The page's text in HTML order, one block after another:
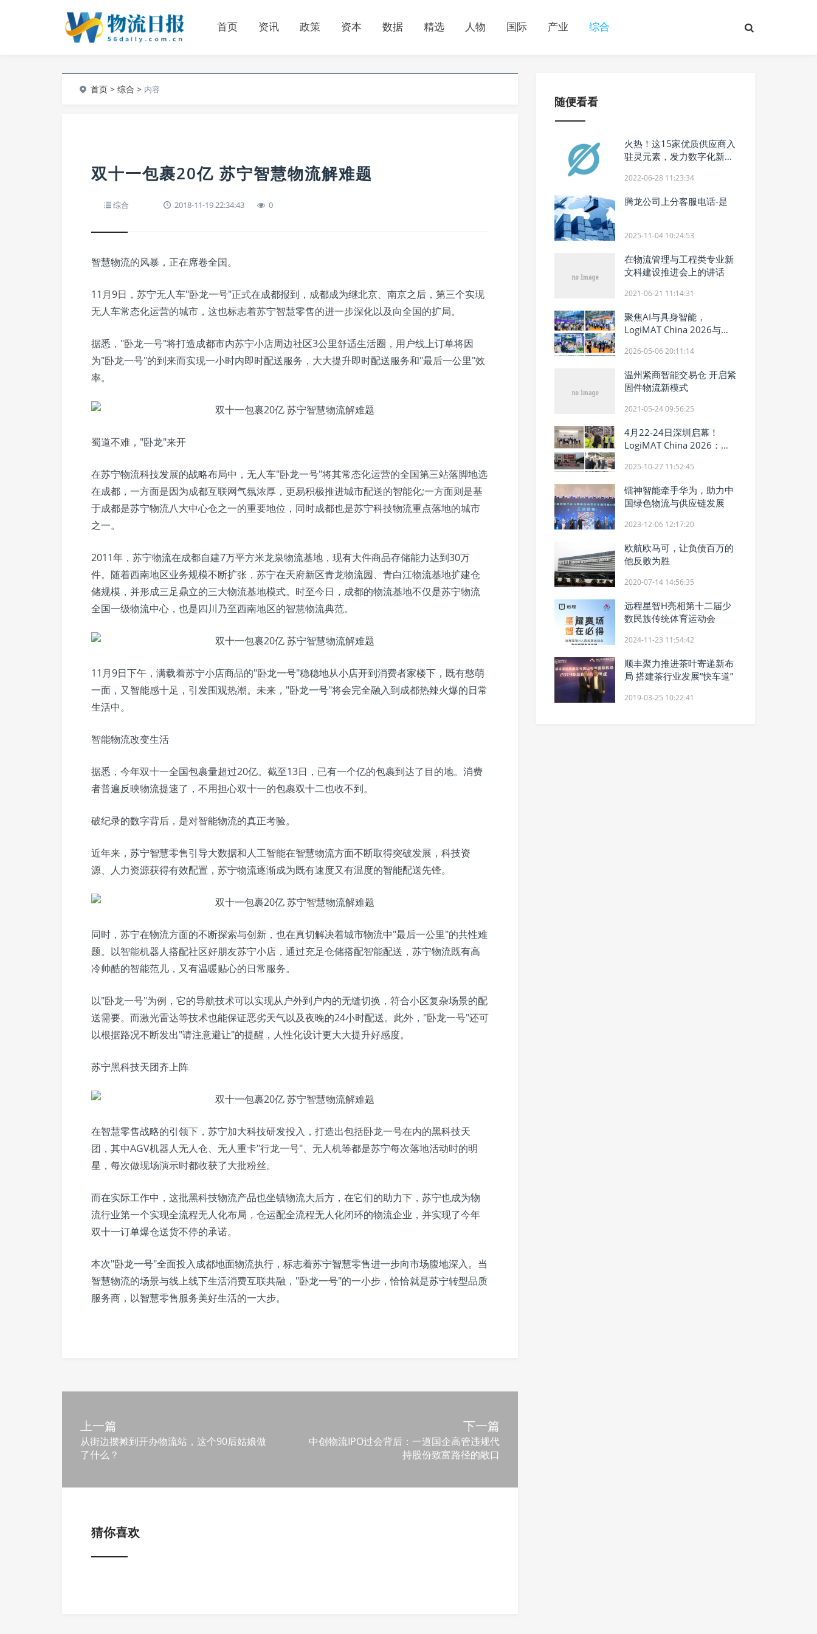
首页 资讯 政策 资本 数据 精选 人物 国际 产业 综合
首页 >综合 > 内容
双十一包裹20亿 苏宁智慧物流解难题
综合 2018-11-19 22:34:43 0
智慧物流的风暴，正在席卷全国。
11月9日，苏宁无人车"卧龙一号"正式在成都报到，成都成为继北京、南京之后，第三个实现
无人车常态化运营的城市，这也标志着苏宁智慧零售的进一步深化以及向全国的扩局。
据悉，"卧龙一号"将打造成都市内苏宁小店周边社区3公里舒适生活圈，用户线上订单将因
为"卧龙一号"的到来而实现一小时内即时配送服务，大大提升即时配送服务和"最后一公里"效
率。
蜀道不难，"卧龙"来开
在苏宁物流科技发展的战略布局中，无人车"卧龙一号"将其常态化运营的全国第三站落脚地选
在成都，一方面是因为成都互联网气氛浓厚，更易积极推进城市配送的智能化;一方面则是基
于成都是苏宁物流八大中心仓之一的重要地位，同时成都也是苏宁科技物流重点落地的城市
之一。
2011年，苏宁物流在成都自建7万平方米龙泉物流基地，现有大件商品存储能力达到30万
件。随着西南地区业务规模不断扩张，苏宁在天府新区青龙物流园、青白江物流基地扩建仓
储规模，并形成三足鼎立的三大物流基地模式。时至今日，成都的物流基地不仅是苏宁物流
全国一级物流中心，也是四川乃至西南地区的智慧物流典范。
11月9日下午，满载着苏宁小店商品的"卧龙一号"稳稳地从小店开到消费者家楼下，既有憨萌
一面，又智能感十足，引发围观热潮。未来，"卧龙一号"将会完全融入到成都热辣火爆的日常
生活中。
智能物流改变生活
据悉，今年双十一全国包裹量超过20亿。截至13日，已有一个亿的包裹到达了目的地。消费
者普遍反映物流提速了，不用担心双十一的包裹双十二也收不到。
破纪录的数字背后，是对智能物流的真正考验。
近年来，苏宁智慧零售引导大数据和人工智能在智慧物流方面不断取得突破发展，科技资
源、人力资源获得有效配置，苏宁物流逐渐成为既有速度又有温度的智能配送先锋。
同时，苏宁在物流方面的不断探索与创新，也在真切解决着城市物流中"最后一公里"的共性难
题。以智能机器人搭配社区好朋友苏宁小店，通过充足仓储搭配智能配送，苏宁物流既有高
冷帅酷的智能范儿，又有温暖贴心的日常服务。
以"卧龙一号"为例，它的导航技术可以实现从户外到户内的无缝切换，符合小区复杂场景的配
送需要。而激光雷达等技术也能保证恶劣天气以及夜晚的24小时配送。此外，"卧龙一号"还可
以根据路况不断发出"请注意避让"的提醒，人性化设计更大大提升好感度。
苏宁黑科技天团齐上阵
在智慧零售战略的引领下，苏宁加大科技研发投入，打造出包括卧龙一号在内的黑科技天
团，其中AGV机器人无人仓、无人重卡"行龙一号"、无人机等都是苏宁每次落地活动时的明
星，每次做现场演示时都收获了大批粉丝。
而在实际工作中，这批黑科技物流产品也坐镇物流大后方，在它们的助力下，苏宁也成为物
流行业第一个实现全流程无人化布局，仓运配全流程无人化闭环的物流企业，并实现了今年
双十一订单爆仓送货不停的承诺。
本次"卧龙一号"全面投入成都地面物流执行，标志着苏宁智慧零售进一步向市场腹地深入。当
智慧物流的场景与线上线下生活消费互联共融，"卧龙一号"的一小步，恰恰就是苏宁转型品质
服务商，以智慧零售服务美好生活的一大步。
上一篇
从街边摆摊到开办物流站，这个90后姑娘做
了什么？
下一篇
中创物流IPO过会背后：一道国企高管违规代
持股份致富路径的敞口
猜你喜欢
随便看看
火热！这15家优质供应商入
驻灵元素，发力数字化新赛
2022-06-28 11:23:34
腾龙公司上分客服电话-是
2025-11-04 10:24:53
在物流管理与工程类专业新
文科建设推进会上的讲话
2021-06-21 11:14:31
聚焦AI与具身智能，
LogiMAT China 2026与
2027再续精彩
2026-05-06 20:11:14
温州紧商智能交易仓 开启紧
固件物流新模式
2021-05-24 09:56:25
4月22-24日深圳启幕！
LogiMAT China 2026：以
能产业
2025-10-27 11:52:45
镭神智能牵手华为，助力中
国绿色物流与供应链发展
2023-12-06 12:17:20
欧航欧马可，让负债百万的
他反败为胜
2020-07-14 14:56:35
远程星智H亮相第十二届少
数民族传统体育运动会
2024-11-23 11:54:42
顺丰聚力推进茶叶寄递新布
局 搭建茶行业发展“快车道”
2019-03-25 10:22:41